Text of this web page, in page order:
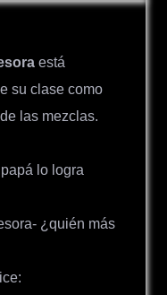
está
su clase como
las mezclas.
lo logra
¿quién más